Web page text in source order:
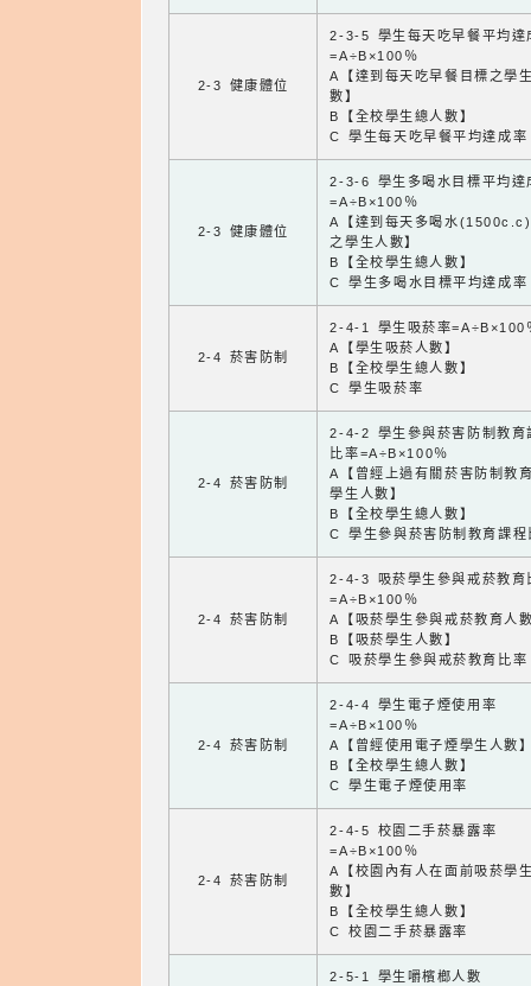
2-3 健康體位
2-3-5 學生每天吃早餐平均達
=A÷B×100％
A【達到每天吃早餐目標之學
數】
B【全校學生總人數】
C 學生每天吃早餐平均達成率
2-3 健康體位
2-3-6 學生多喝水目標平均達
=A÷B×100％
A【達到每天多喝水
之學生人數】
B【全校學生總人數】
C 學生多喝水目標平均達成率
2-4 菸害防制
2-4-1 學生吸菸率=A÷B×100
A【學生吸菸人數】
B【全校學生總人數】
C 學生吸菸率
2-4 菸害防制
2-4-2 學生參與菸害防制教育
比率=A÷B×100％
A【曾經上過有關菸害防制教
學生人數】
B【全校學生總人數】
C 學生參與菸害防制教育課程
2-4 菸害防制
2-4-3 吸菸學生參與戒菸教育
=A÷B×100％
A【吸菸學生參與戒菸教育人
B【吸菸學生人數】
C 吸菸學生參與戒菸教育比率
2-4 菸害防制
2-4-4 學生電子煙使用率
=A÷B×100％
A【曾經使用電子煙學生人數
B【全校學生總人數】
C 學生電子煙使用率
2-4 菸害防制
2-4-5 校園二手菸暴露率
=A÷B×100％
A【校園內有人在面前吸菸學
數】
B【全校學生總人數】
C 校園二手菸暴露率
2-5-1 學生嚼檳榔人數